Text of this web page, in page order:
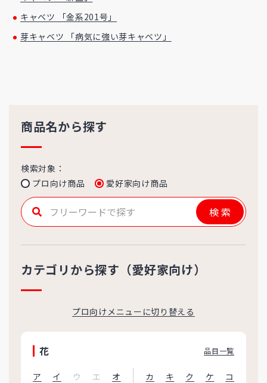
キャベツ 「金系201号」
芽キャベツ 「病気に強い芽キャベツ」
商品名から探す
検索対象：
プロ向け商品
愛好家向け商品
検索
カテゴリから探す（愛好家向け）
プロ向けメニューに切り替える
花 品目一覧
ア イ ウ エ オ カ キ ク ケ
コ